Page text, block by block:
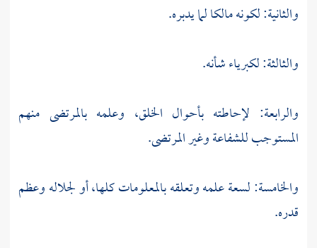
والثانية: لكونه مالكا لما يدبره.
والثالثة: لكبرياء شأنه.
والرابعة: لإحاطته بأحوال الخلق، وعلمه بالمرتضى منهم
المستوجب للشفاعة وغير المرتضى.
والخامسة: لسعة علمه وتعلقه بالمعلومات كلها، أو لجلاله وعظم
قدره.